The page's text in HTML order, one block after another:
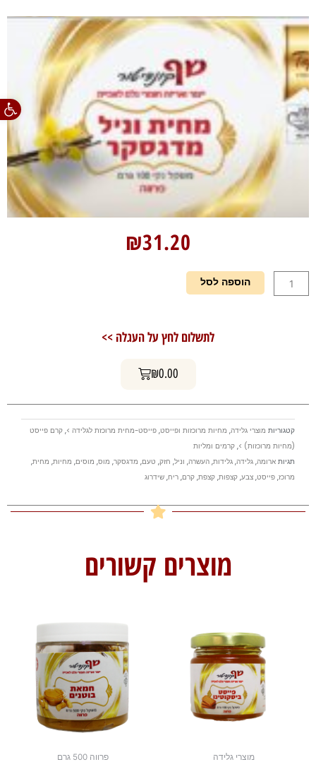
פתח
₪31.20
כמות
של
הוספה לסל
לתשלום לחץ על העגלה >>
₪0.00 עגלת קניות
קטגוריות מוצרי גלידה, מחיות מרוכזות ופייסט, פייסט-מחית מרוכזת לגלידה >, קרם פייסט
(מחיות מרוכזות) >, קרמים ומליות
תגיות ארומה, גלידה, גלידות, העשרה, וניל, חזק, טעם, מדגסקר, מוס, מוסים, מחיות, מחית,
מרוכז, פייסט, צבע, קצפות, קצפת, קרם, ריח, שידרוג
מוצרים קשורים
מוצרי גלידה פרווה 500 גרם